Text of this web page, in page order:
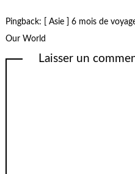
Pingback:
[ Asie ] 6 mois de
Our World
Laisser un